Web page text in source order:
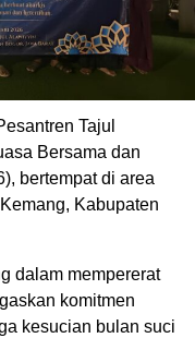
Tajul
Bersama dan
bertempat di area
Kabupaten
dalam mempererat
komitmen
kesucian bulan suci